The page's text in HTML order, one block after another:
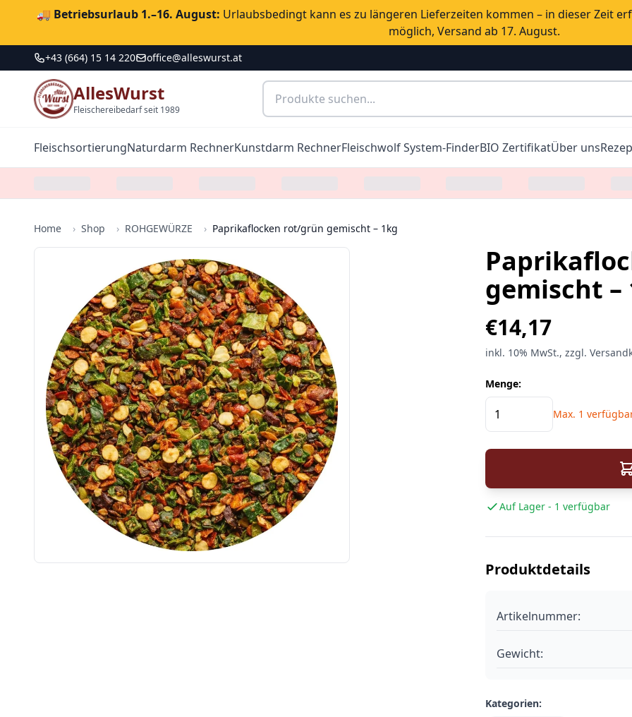
🚚 Betriebsurlaub 1.–16. August: Urlaubsbedingt kann es zu längeren Lieferzeiten kommen – in dieser Zeit
möglich, Versand ab 17. August.
+43 (664) 15 14 220 office@alleswurst.at
AllesWurst
Fleischereibedarf seit 1989
FleischsortierungNaturdarm RechnerKunstdarm RechnerFleischwolf System-FinderBIO ZertifikatÜber uns
Home › Shop › ROHGEWÜRZE › Paprikaflocken rot/grün gemischt – 1kg
gemischt –
€14,17
inkl. 10% MwSt., zzgl.
Menge:
Max. 1
Auf Lager - 1 verfügbar
Produktdetails
Artikelnummer:
Gewicht:
Kategorien: